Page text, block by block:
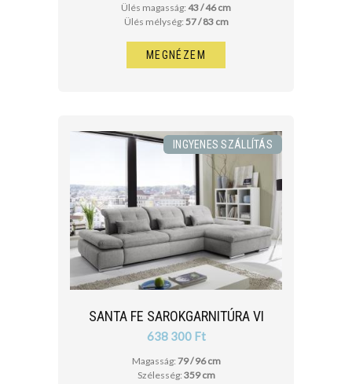
Ülés magasság: 43 / 46 cm
Ülés mélység: 57 / 83 cm
MEGNÉZEM
SANTA FE SAROKGARNITÚRA VI
638 300 Ft
INGYENES SZÁLLÍTÁS
Magasság: 79 / 96 cm
Szélesség: 359 cm